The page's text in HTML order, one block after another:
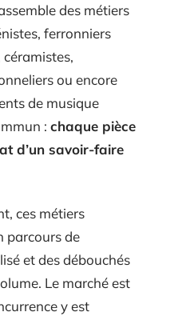
des métiers
ferronniers
céramistes,
ou encore
de musique
: chaque pièce
d’un savoir-faire
ces métiers
parcours de
et des débouchés
Le marché est
y est